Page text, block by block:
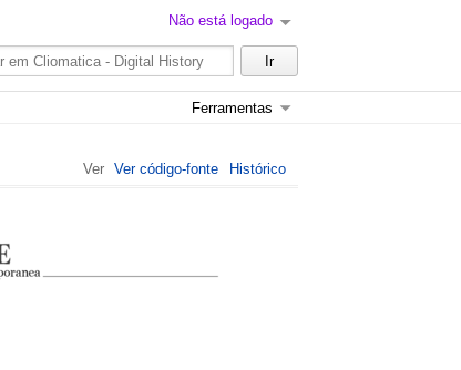
Não está logado
Ferramentas
Ver Ver código-fonte Histórico